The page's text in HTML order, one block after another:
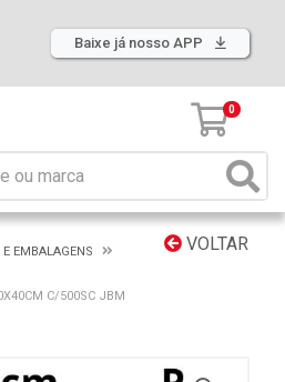
Baixe já nosso APP
0
VOLTAR
EMBALAGENS
C/500SC JBM